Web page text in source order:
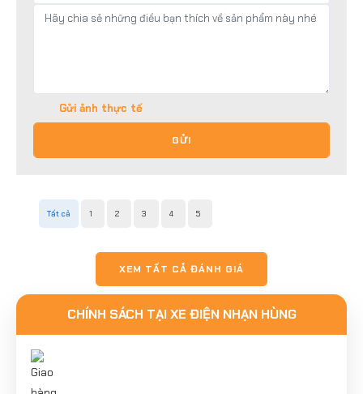
Gửi ảnh thực tế
GỬI
Tất cả 1 2 3 4 5
XEM TẤT CẢ ĐÁNH GIÁ
CHÍNH SÁCH TẠI XE ĐIỆN NHẠN HÙNG